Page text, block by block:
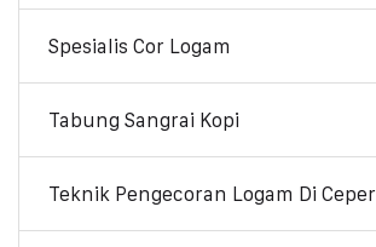
Spesialis Cor Logam
Tabung Sangrai Kopi
Teknik Pengecoran Logam Di Ceper